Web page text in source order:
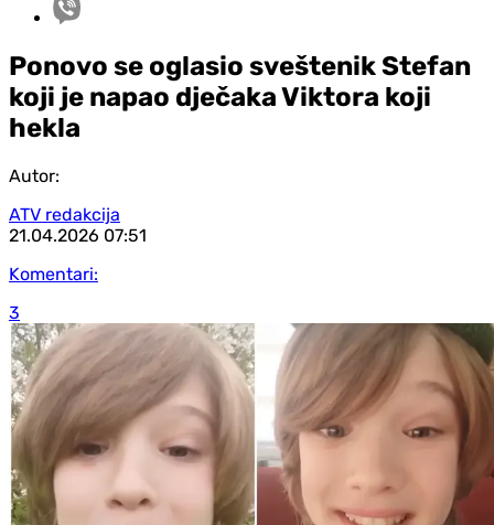
Ponovo se oglasio sveštenik Stefan
koji je napao dječaka Viktora koji
hekla
Autor:
ATV redakcija
21.04.2026 07:51
Komentari:
3